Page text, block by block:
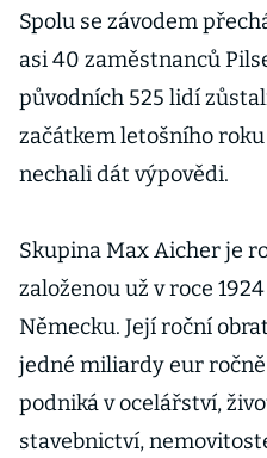
Spolu se závodem
asi 40 zaměstnanců
původních 525 lidí
začátkem letošního
nechali dát výpovědi.
Skupina Max Aicher je
založenou už v roce
Německu. Její roční
jedné miliardy eur
podniká v ocelářství,
stavebnictví,